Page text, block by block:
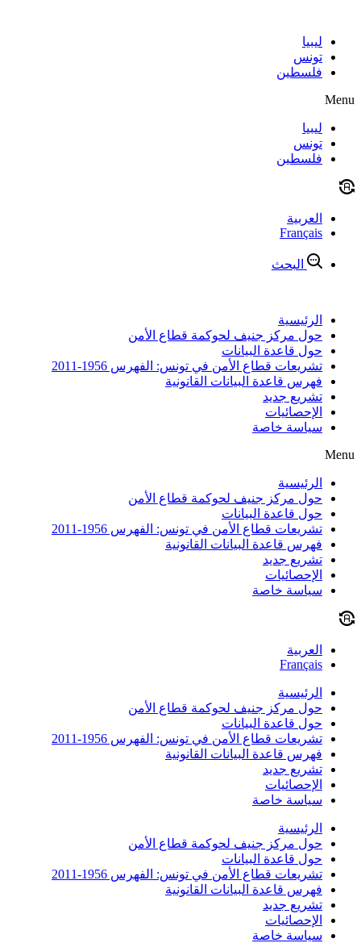
contentليبيا
تونس
فلسطين
Menu
ليبيا
تونس
فلسطين
العربية
Français
البحث
الرئيسية
حول مركز جنيف لحوكمة قطاع الأمن
حول قاعدة البيانات
تشريعات قطاع الأمن في تونس: الفهرس 1956-2011
فهرس قاعدة البيانات القانونية
تشريع جديد
الإحصائيات
سياسة خاصة
Menu
الرئيسية
حول مركز جنيف لحوكمة قطاع الأمن
حول قاعدة البيانات
تشريعات قطاع الأمن في تونس: الفهرس 1956-2011
فهرس قاعدة البيانات القانونية
تشريع جديد
الإحصائيات
سياسة خاصة
العربية
Français
الرئيسية
حول مركز جنيف لحوكمة قطاع الأمن
حول قاعدة البيانات
تشريعات قطاع الأمن في تونس: الفهرس 1956-2011
فهرس قاعدة البيانات القانونية
تشريع جديد
الإحصائيات
سياسة خاصة
الرئيسية
حول مركز جنيف لحوكمة قطاع الأمن
حول قاعدة البيانات
تشريعات قطاع الأمن في تونس: الفهرس 1956-2011
فهرس قاعدة البيانات القانونية
تشريع جديد
الإحصائيات
سياسة خاصة